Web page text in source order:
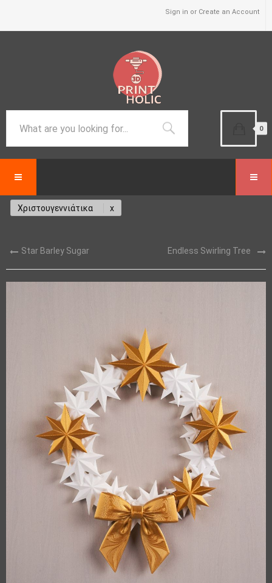
Sign in or Create an Account
0
Χριστουγεννιάτικα
Star Barley Sugar Endless Swirling Tree